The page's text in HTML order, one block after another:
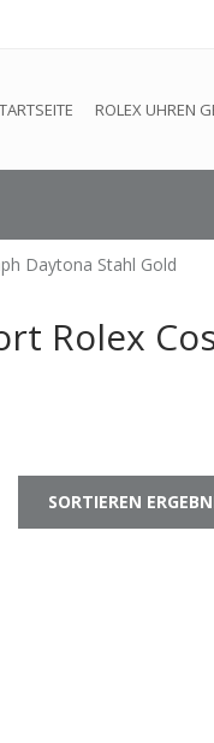
ROLEX UHREN
Daytona Stahl Gold
Rolex
SORTIEREN
Shop befindet sich